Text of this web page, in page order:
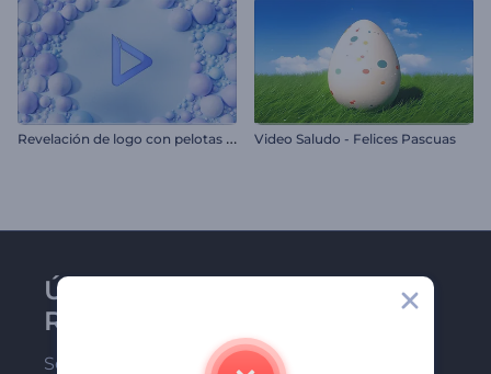
R
evelación de logo con pelotas suaves Video Saludo - Felices Pascuas
Únase al boletín de
Renderforest
Sea de los primeros en recibir nuestras